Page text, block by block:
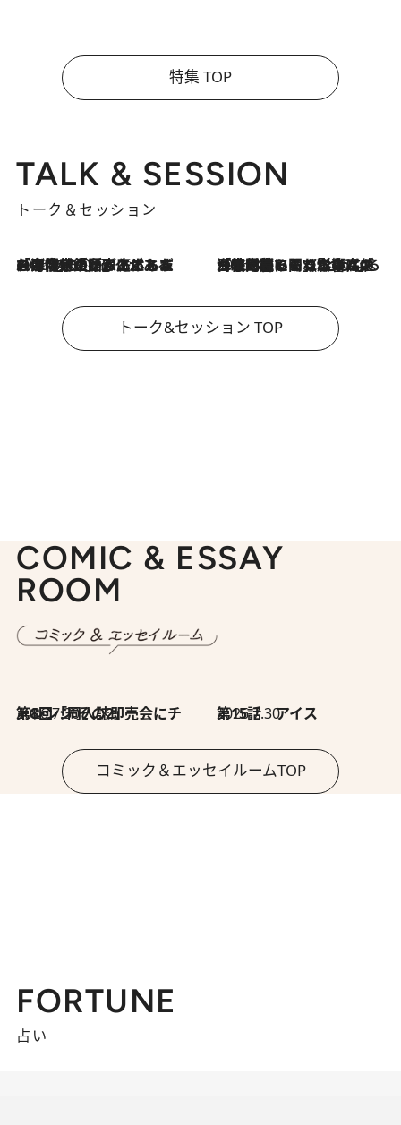
特集 TOP
TALK & SESSION
トーク＆セッション
2026.8.3
「今後値上げがあるとすれば…」「リスクがあるのは今年の冬」エネルギー専門家が語る、ホルムズ海峡封鎖が家庭にもたらす“ある心配” 2026.8.3
「住宅建てられない…」「サーチャージ料の高値が続いている」ホルムズ海峡封鎖による影響はいつまで続く？《エネルギー専門家に聞く“どうなる日本の暮らし”》
トーク&セッション TOP
COMIC & ESSAY
ROOM
2026.7.30
第8回「同人誌即売会にチャレンジ その2」 2026.7.30
第15話 アイス
コミック＆エッセイルームTOP
FORTUNE
占い